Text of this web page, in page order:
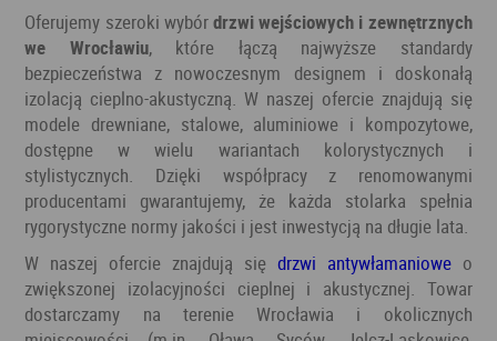
Oferujemy szeroki wybórdrzwi wejściowych i zewnętrznych
we Wrocławiu, które łączą najwyższe standardy
bezpieczeństwa z nowoczesnym designem i doskonałą
izolacją cieplno-akustyczną. W naszej ofercie znajdują się
modele drewniane, stalowe, aluminiowe i kompozytowe,
dostępne w wielu wariantach kolorystycznych i
stylistycznych. Dzięki współpracy z renomowanymi
producentami gwarantujemy, że każda stolarka spełnia
rygorystyczne normy jakości i jest inwestycją na długie lata.
W naszej ofercie znajdują się drzwi antywłamanioweo
zwiększonej izolacyjności cieplnej i akustycznej. Towar
dostarczamy na terenie Wrocławia i okolicznych